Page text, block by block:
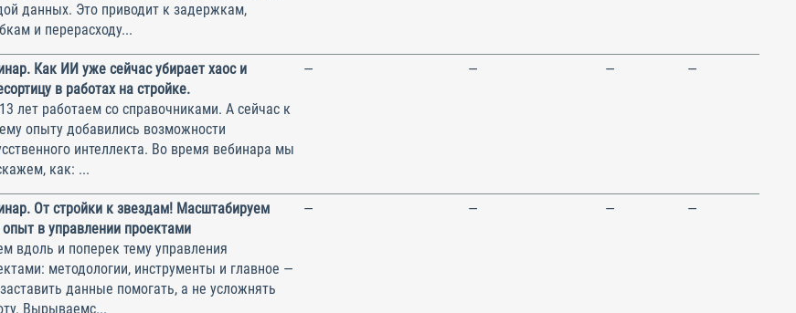
данных. Это приводит к задержкам,
и перерасходу...
Как ИИ уже сейчас убирает хаос и
в работах на стройке.
лет работаем со справочниками. А сейчас к
опыту добавились возможности
интеллекта. Во время вебинара мы
как: ...
— — — —
От стройки к звездам! Масштабируем
в управлении проектами
вдоль и поперек тему управления
методологии, инструменты и главное —
данные помогать, а не усложнять
Вырываемс...
— — — —